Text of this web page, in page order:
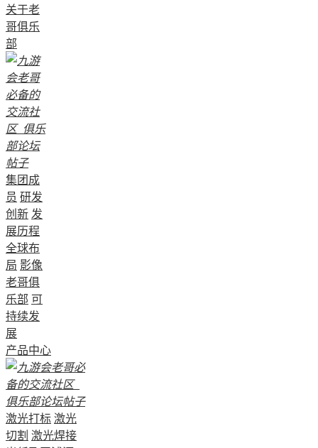
关于老
哥俱乐
部
集团成
员 研发
创新 发
展历程
全球布
局 影像
老哥俱
乐部 可
持续发
展
产品中心
激光打标 激光
切割 激光焊接